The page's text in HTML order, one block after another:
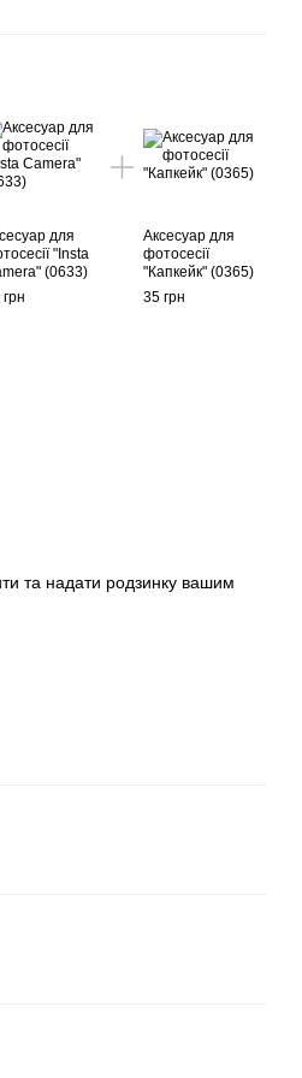
для
"Insta
(0633)
Аксесуар для
фотосесії
"Капкейк" (0365)
35 грн
та надати родзинку вашим